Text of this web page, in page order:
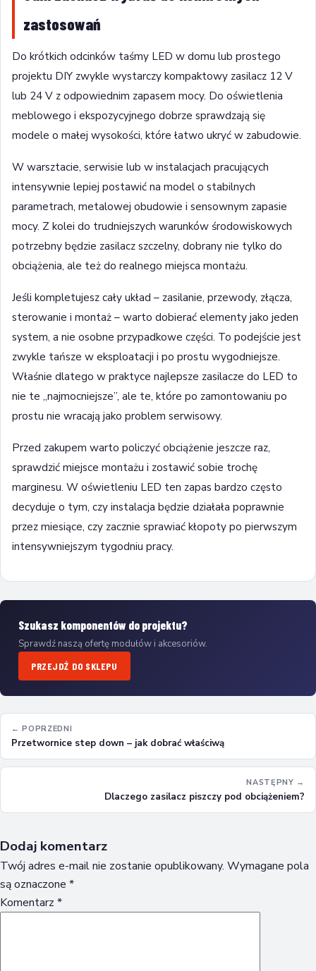
zastosowań
Do krótkich odcinków taśmy LED w domu lub prostego
projektu DIY zwykle wystarczy kompaktowy zasilacz 12 V
lub 24 V z odpowiednim zapasem mocy. Do oświetlenia
meblowego i ekspozycyjnego dobrze sprawdzają się
modele o małej wysokości, które łatwo ukryć w zabudowie.
W warsztacie, serwisie lub w instalacjach pracujących
intensywnie lepiej postawić na model o stabilnych
parametrach, metalowej obudowie i sensownym zapasie
mocy. Z kolei do trudniejszych warunków środowiskowych
potrzebny będzie zasilacz szczelny, dobrany nie tylko do
obciążenia, ale też do realnego miejsca montażu.
Jeśli kompletujesz cały układ – zasilanie, przewody, złącza,
sterowanie i montaż – warto dobierać elementy jako jeden
system, a nie osobne przypadkowe części. To podejście jest
zwykle tańsze w eksploatacji i po prostu wygodniejsze.
Właśnie dlatego w praktyce najlepsze zasilacze do LED to
nie te „najmocniejsze”, ale te, które po zamontowaniu po
prostu nie wracają jako problem serwisowy.
Przed zakupem warto policzyć obciążenie jeszcze raz,
sprawdzić miejsce montażu i zostawić sobie trochę
marginesu. W oświetleniu LED ten zapas bardzo często
decyduje o tym, czy instalacja będzie działała poprawnie
przez miesiące, czy zacznie sprawiać kłopoty po pierwszym
intensywniejszym tygodniu pracy.
Szukasz komponentów do projektu?
Sprawdź naszą ofertę modułów i akcesoriów.
PRZEJDŹ DO SKLEPU
← POPRZEDNI
Przetwornice step down – jak dobrać właściwą
NASTĘPNY →
Dlaczego zasilacz piszczy pod obciążeniem?
Dodaj komentarz
Twój adres e-mail nie zostanie opublikowany. Wymagane pola
są oznaczone *
Komentarz *